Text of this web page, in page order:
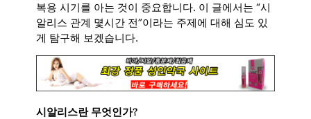
복용 시기를 아는 것이 중요합니다. 이 글에서는 “시
알리스 관계 몇시간 전”이라는 주제에 대해 심도 있
게 탐구해 보겠습니다.
시알리스란 무엇인가?